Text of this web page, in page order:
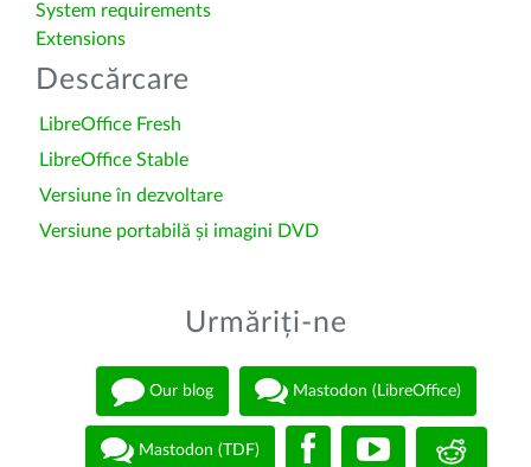
System requirements
Extensions
Descărcare
LibreOffice Fresh
LibreOffice Stable
Versiune în dezvoltare
Versiune portabilă și imagini DVD
Urmăriți-ne
Our blog Mastodon (LibreOffice)
Mastodon (TDF)